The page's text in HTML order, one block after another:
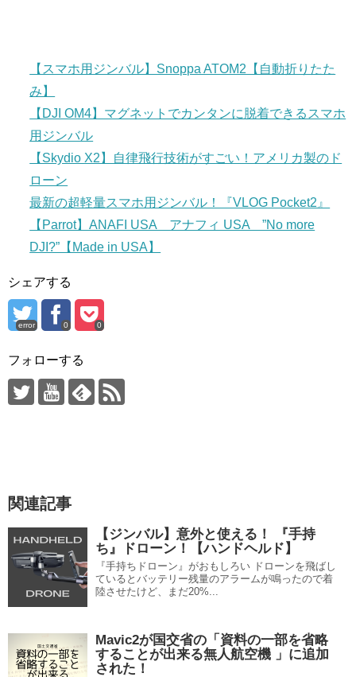
【スマホ用ジンバル】Snoppa ATOM2【自動折りたた
み】
【DJI OM4】マグネットでカンタンに脱着できるスマホ
用ジンバル
【Skydio X2】自律飛行技術がすごい！アメリカ製のド
ローン
最新の超軽量スマホ用ジンバル！『VLOG Pocket2』
【Parrot】ANAFI USA アナフィ USA ”No more
DJI?”【Made in USA】
シェアする
error 0 0
フォローする
関連記事
【ジンバル】意外と使える！ 『手持
ち』ドローン！【ハンドヘルド】
『手持ちドローン』がおもしろい ドローンを飛ばし
ているとバッテリー残量のアラームが鳴ったので着
陸させたけど、まだ20%...
Mavic2が国交省の「資料の一部を省略
することが出来る無人航空機 」に追加
された！